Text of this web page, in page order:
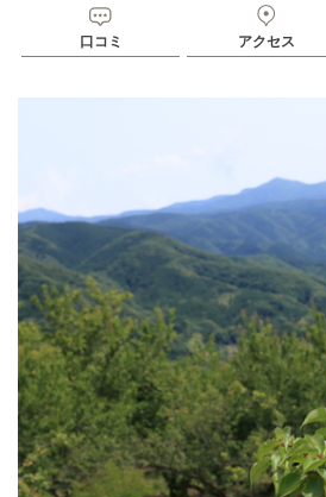
口コミ アクセス